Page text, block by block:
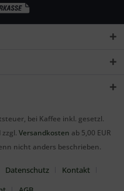
bei Kaffee inkl. gesetzl.
Versandkosten ab 5,00 EUR
nicht anders beschrieben.
Datenschutz
Kontakt